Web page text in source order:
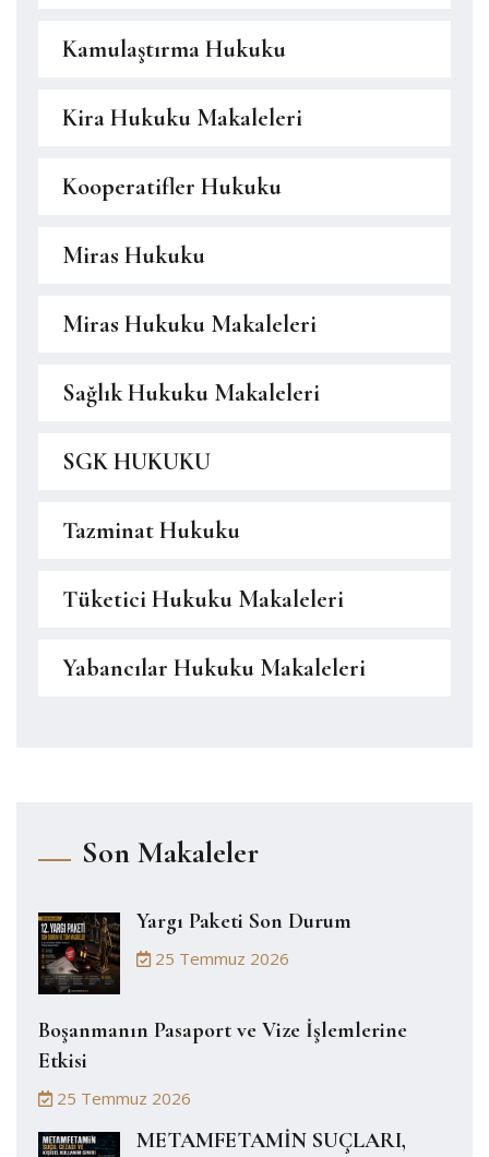
Kamulaştırma Hukuku
Kira Hukuku Makaleleri
Kooperatifler Hukuku
Miras Hukuku
Miras Hukuku Makaleleri
Sağlık Hukuku Makaleleri
SGK HUKUKU
Tazminat Hukuku
Tüketici Hukuku Makaleleri
Yabancılar Hukuku Makaleleri
Son Makaleler
Yargı Paketi Son Durum
25 Temmuz 2026
Boşanmanın Pasaport ve Vize İşlemlerine
Etkisi
25 Temmuz 2026
METAMFETAMİN SUÇLARI,